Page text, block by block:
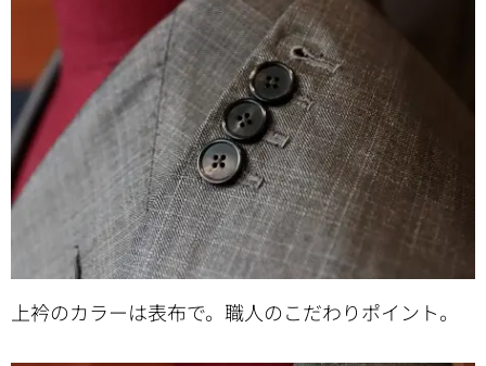
上衿のカラーは表布で。職人のこだわりポイント。